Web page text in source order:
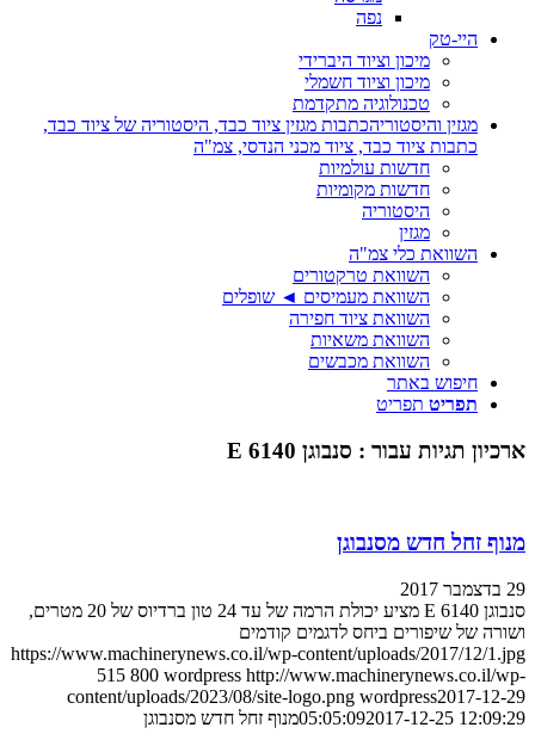
נפה
היי-טק
מיכון וציוד היברידי
מיכון וציוד חשמלי
טכנולוגיה מתקדמת
מגזין והיסטוריהכתבות מגזין ציוד כבד, היסטוריה של ציוד כבד,
כתבות ציוד כבד, ציוד מכני הנדסי, צמ"ה
חדשות עולמיות
חדשות מקומיות
היסטוריה
מגזין
השוואת כלי צמ"ה
השוואת טרקטורים
השוואת מעמיסים ◄ שופלים
השוואת ציוד חפירה
השוואת משאיות
השוואת מכבשים
חיפוש באתר
תפריט תפריט
ארכיון תגיות עבור : סנבוגן 6140 E
מנוף זחל חדש מסנבוגן
29 בדצמבר 2017
סנבוגן 6140 E מציע יכולת הרמה של עד 24 טון ברדיוס של 20 מטרים,
ושורה של שיפורים ביחס לדגמים קודמים
https://www.machinerynews.co.il/wp-content/uploads/2017/12/1.jpg
515 800 wordpress http://www.machinerynews.co.il/wp-
content/uploads/2023/08/site-logo.png wordpress2017-12-29
05:05:092017-12-25 12:09:29
מנוף זחל חדש מסנבוגן